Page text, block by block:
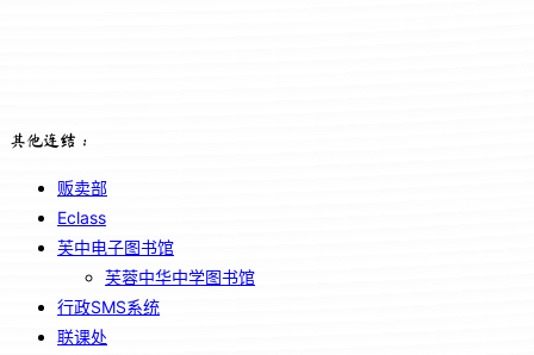
其他连结：
贩卖部
Eclass
芙中电子图书馆
芙蓉中华中学图书馆
行政SMS系统
联课处